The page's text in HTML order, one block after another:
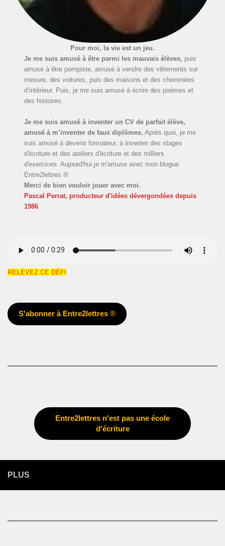
Pour moi, la vie est un jeu.
Je me suis amusé à être parmi les mauvais élèves, puis
amusé à être pompiste, amusé à vendre des vêtements sur
mesure, des voitures, puis des maisons et des cheminées
d’intérieur. Puis, je me suis amusé à écrire des poèmes et
des histoires.
Je me suis amusé à inventer un CV de parfait élève,
amusé à m’inventer de faux diplômes. Après quoi, je me
suis amusé à devenir formateur, à inventer des stages
d'écriture et des ateliers d'écriture et des milliers
d'exercices. Aujourd'hui,je m'amuse avec mon blogue
Entre2lettres ®
Merci de bien vouloir jouer avec moi.
Pascal Perrat, producteur d'idées dévergondées depuis
1986
RELEVEZ CE DÉFI
S'abonner à Entre2lettres®
Entre2lettres n'est pas une école
d'écriture
PLUS